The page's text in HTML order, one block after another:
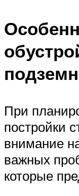
При
постройки
внимание
важных
которые